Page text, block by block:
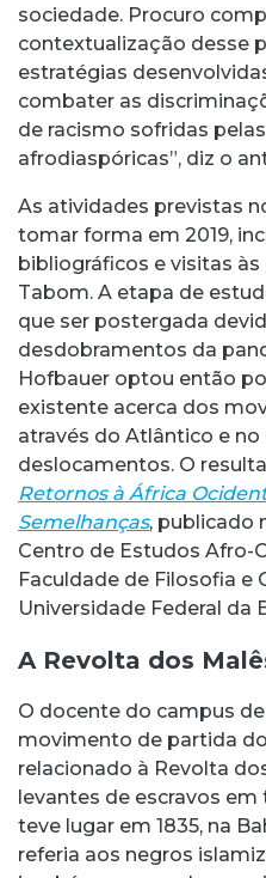
sociedade. Procuro
contextualização desse
estratégias
combater as
de racismo sofridas
afrodiaspóricas”, diz o
As atividades previstas
tomar forma em 2019,
bibliográficos e visitas
Tabom. A etapa de
que ser postergada
desdobramentos da
Hofbauer optou então
existente acerca dos
através do Atlântico e
deslocamentos. O
Retornos à África
Semelhanças, publicado
Centro de Estudos Afro-
Faculdade de Filosofia e
Universidade Federal da
A Revolta dos
O docente do campus
movimento de partida
relacionado à Revolta
levantes de escravos
teve lugar em 1835, na
referia aos negros